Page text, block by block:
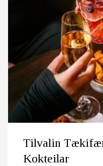
Tilvalin
Kokteilar